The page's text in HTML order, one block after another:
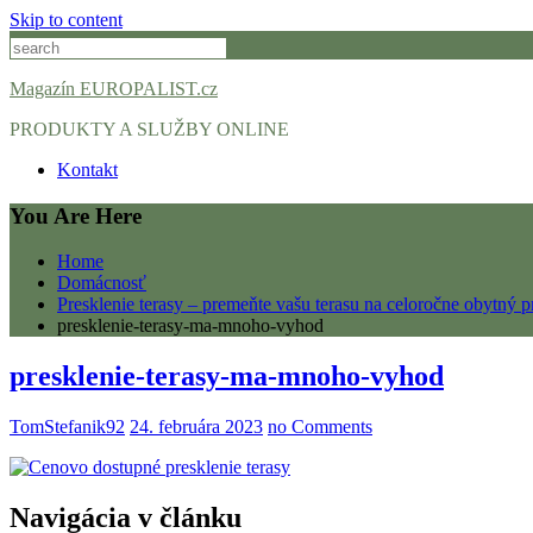
Skip to content
Magazín EUROPALIST.cz
PRODUKTY A SLUŽBY ONLINE
Kontakt
You Are Here
Home
Domácnosť
Presklenie terasy – premeňte vašu terasu na celoročne obytný
presklenie-terasy-ma-mnoho-vyhod
presklenie-terasy-ma-mnoho-vyhod
TomStefanik92 24. februára 2023 no Comments
Navigácia v článku